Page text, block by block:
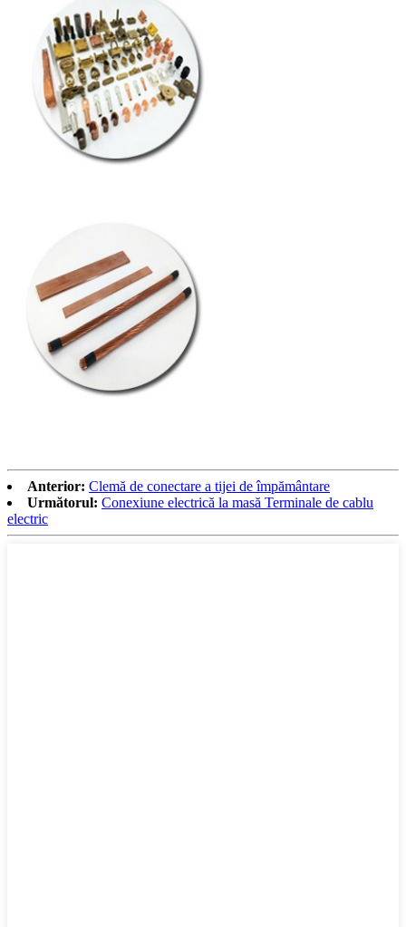
Anterior: Clemă de conectare a tijei de împământare
Următorul: Conexiune electrică la masă Terminale de cablu
electric